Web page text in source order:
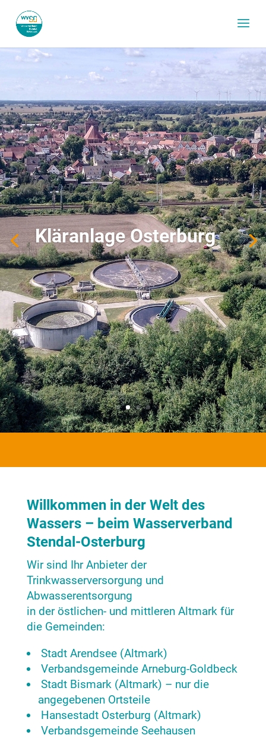
Kläranlage Osterburg
Willkommen in der Welt des
Wassers – beim Wasserverband
Stendal-Osterburg
Wir sind Ihr Anbieter der
Trinkwasserversorgung und
Abwasserentsorgung
in der östlichen- und mittleren Altmark für
die Gemeinden:
Stadt Arendsee (Altmark)
Verbandsgemeinde Arneburg-Goldbeck
Stadt Bismark (Altmark) – nur die
angegebenen Ortsteile
Hansestadt Osterburg (Altmark)
Verbandsgemeinde Seehausen